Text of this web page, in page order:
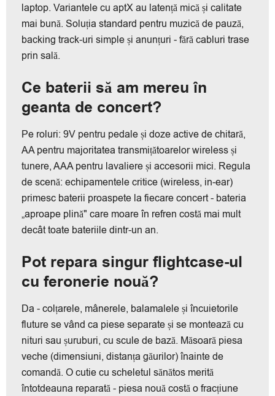
laptop. Variantele cu aptX au latență mică și calitate
mai bună. Soluția standard pentru muzică de pauză,
backing track-uri simple și anunțuri - fără cabluri trase
prin sală.
Ce baterii să am mereu în
geanta de concert?
Pe roluri: 9V pentru pedale și doze active de chitară,
AA pentru majoritatea transmițătoarelor wireless și
tunere, AAA pentru lavaliere și accesorii mici. Regula
de scenă: echipamentele critice (wireless, in-ear)
primesc baterii proaspete la fiecare concert - bateria
„aproape plină" care moare în refren costă mai mult
decât toate bateriile dintr-un an.
Pot repara singur flightcase-ul
cu feronerie nouă?
Da - colțarele, mânerele, balamalele și încuietorile
fluture se vând ca piese separate și se montează cu
nituri sau șuruburi, cu scule de bază. Măsoară piesa
veche (dimensiuni, distanța găurilor) înainte de
comandă. O cutie cu scheletul sănătos merită
întotdeauna reparată - piesa nouă costă o fracțiune